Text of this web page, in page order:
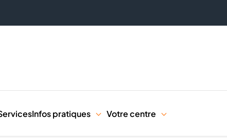
Infos pratiques Votre centre